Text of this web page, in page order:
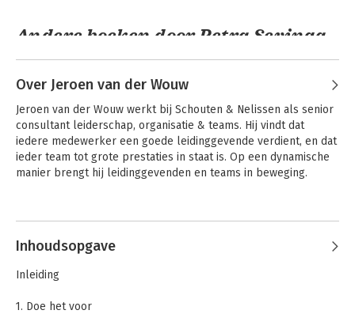
kortste weg naar optimale resultaten
Andere boeken door Petra Sevinga
over coachend
Over Jeroen van der Wouw
Jeroen van der Wouw werkt bij Schouten & Nelissen als senior
consultant leiderschap, organisatie & teams. Hij vindt dat
iedere medewerker een goede leidinggevende verdient, en dat
ieder team tot grote prestaties in staat is. Op een dynamische
manier brengt hij leidinggevenden en teams in beweging.
Inhoudsopgave
Inleiding
1. Doe het voor